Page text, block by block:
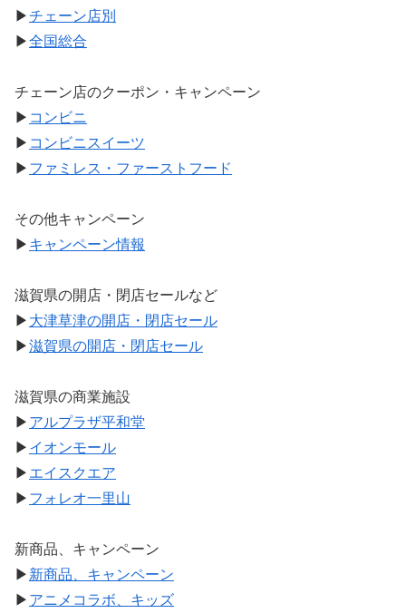
▶チェーン店別
▶全国総合
チェーン店のクーポン・キャンペーン
▶ コンビニ
▶ コンビニスイーツ
▶ ファミレス・ファーストフード
その他キャンペーン
▶ キャンペーン情報
滋賀県の開店・閉店セールなど
▶ 大津草津の開店・閉店セール
▶滋賀県の開店・閉店セール
滋賀県の商業施設
▶ アルプラザ平和堂
▶ イオンモール
▶ エイスクエア
▶ フォレオ一里山
新商品、キャンペーン
▶ 新商品、キャンペーン
▶ アニメコラボ、キッズ